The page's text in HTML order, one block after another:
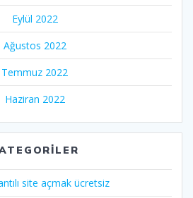
Eylül 2022
Ağustos 2022
Temmuz 2022
Haziran 2022
site açmak ücretsiz